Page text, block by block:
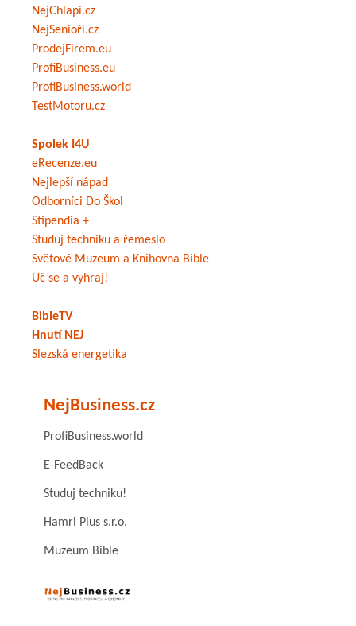
NejChlapi.cz
NejSenioři.cz
ProdejFirem.eu
ProfiBusiness.eu
ProfiBusiness.world
TestMotoru.cz
Spolek I4U
eRecenze.eu
Nejlepší nápad
Odborníci Do Škol
Stipendia +
Studuj techniku a řemeslo
Světové Muzeum a Knihovna Bible
Uč se a vyhraj!
BibleTV
Hnutí NEJ
Slezská energetika
NejBusiness.cz
ProfiBusiness.world
E-FeedBack
Studuj techniku!
Hamri Plus s.r.o.
Muzeum Bible